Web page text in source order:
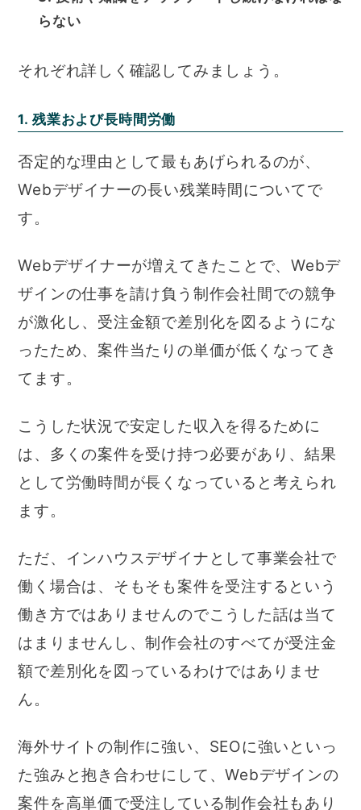
らない
それぞれ詳しく確認してみましょう。
1. 残業および長時間労働
否定的な理由として最もあげられるのが、
Webデザイナーの長い残業時間についてで
す。
Webデザイナーが増えてきたことで、Webデ
ザインの仕事を請け負う制作会社間での競争
が激化し、受注金額で差別化を図るようにな
ったため、案件当たりの単価が低くなってき
てます。
こうした状況で安定した収入を得るために
は、多くの案件を受け持つ必要があり、結果
として労働時間が長くなっていると考えられ
ます。
ただ、インハウスデザイナとして事業会社で
働く場合は、そもそも案件を受注するという
働き方ではありませんのでこうした話は当て
はまりませんし、制作会社のすべてが受注金
額で差別化を図っているわけではありませ
ん。
海外サイトの制作に強い、SEOに強いといっ
た強みと抱き合わせにして、Webデザインの
案件を高単価で受注している制作会社もあり